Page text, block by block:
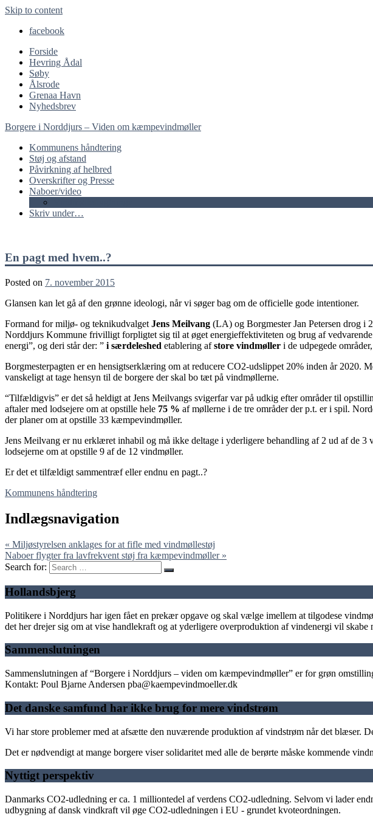
Skip to content
facebook
Forside
Hevring Ådal
Søby
Ålsrode
Grenaa Havn
Nyhedsbrev
Borgere i Norddjurs – Viden om kæmpevindmøller
Kommunens håndtering
Støj og afstand
Påvirkning af helbred
Overskrifter og Presse
Naboer/video
Skriv under…
En pagt med hvem..?
Posted on 7. november 2015
Glansen kan let gå af den grønne ideologi, når vi søger bag om de officielle gode intentioner.
Formand for miljø- og teknikudvalgetJens Meilvang (LA) og Borgmester Jan Petersen drog i
Norddjurs Kommune frivilligt forpligtet sig til at øget energieffektiviteten og brug af
energi”, og deri står der: ” i særdeleshed etablering afstore vindmøller i de udpegede
Borgmesterpagten er en hensigtserklæring om at reducere CO2-udslippet 20% inden år 2020.
vanskeligt at tage hensyn til de borgere der skal bo tæt på vindmøllerne.
“Tilfældigvis” er det så heldigt at Jens Meilvangs svigerfar var på udkig efter områder til
aftaler med lodsejere om at opstille hele 75 % af møllerne i de tre områder der p.t. er i spil.
der planer om at opstille 33 kæmpevindmøller.
Jens Meilvang er nu erklæret inhabil og må ikke deltage i yderligere behandling af 2 ud af de
lodsejerne om at opstille 9 af de 12 vindmøller.
Er det et tilfældigt sammentræf eller endnu en pagt..?
Kommunens håndtering
Indlægsnavigation
« Miljøstyrelsen anklages for at fifle med vindmøllestøj
Naboer flygter fra lavfrekvent støj fra kæmpevindmøller »
Search for:
Hollandsbjerg
Politikere i Norddjurs har igen fået en prekær opgave og skal vælge imellem at tilgodese
det her drejer sig om at vise handlekraft og at yderligere overproduktion af vindenergi vil
Sammenslutningen
Sammenslutningen af “Borgere i Norddjurs – viden om kæmpevindmøller” er for grøn
Kontakt: Poul Bjarne Andersen pba@kaempevindmoeller.dk
Det danske samfund har ikke brug for mere vindstrøm
Vi har store problemer med at afsætte den nuværende produktion af vindstrøm når det blæser.
Det er nødvendigt at mange borgere viser solidaritet med alle de berørte måske kommende
Nyttigt perspektiv
Danmarks CO2-udledning er ca. 1 milliontedel af verdens CO2-udledning. Selvom vi lader
udbygning af dansk vindkraft vil øge CO2-udledningen i EU - grundet kvoteordningen.